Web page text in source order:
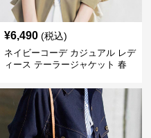
¥6,490 (税込)
ネイビーコーデ カジュアル レデ
ィース テーラージャケット 春